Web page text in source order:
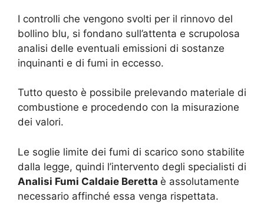
I controlli che vengono svolti per il rinnovo del
bollino blu, si fondano sull’attenta e scrupolosa
analisi delle eventuali emissioni di sostanze
inquinanti e di fumi in eccesso.
Tutto questo è possibile prelevando materiale di
combustione e procedendo con la misurazione
dei valori.
Le soglie limite dei fumi di scarico sono stabilite
dalla legge, quindi l’intervento degli specialisti di
Analisi Fumi Caldaie Beretta è assolutamente
necessario affinché essa venga rispettata.